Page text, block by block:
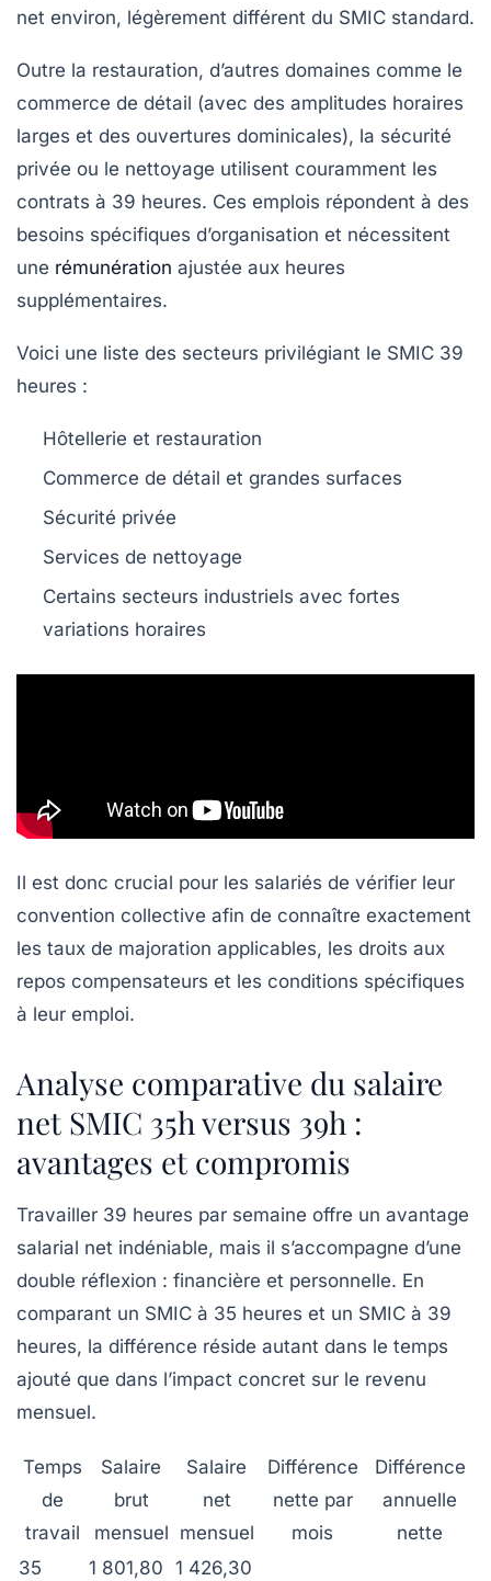
net environ, légèrement différent du SMIC standard.
Outre la restauration, d’autres domaines comme le
commerce de détail (avec des amplitudes horaires
larges et des ouvertures dominicales), la sécurité
privée ou le nettoyage utilisent couramment les
contrats à 39 heures. Ces emplois répondent à des
besoins spécifiques d’organisation et nécessitent
une rémunération ajustée aux heures
supplémentaires.
Voici une liste des secteurs privilégiant le SMIC 39
heures :
Hôtellerie et restauration
Commerce de détail et grandes surfaces
Sécurité privée
Services de nettoyage
Certains secteurs industriels avec fortes
variations horaires
Il est donc crucial pour les salariés de vérifier leur
convention collective afin de connaître exactement
les taux de majoration applicables, les droits aux
repos compensateurs et les conditions spécifiques
à leur emploi.
Analyse comparative du salaire
net SMIC 35h versus 39h :
avantages et compromis
Travailler 39 heures par semaine offre un avantage
salarial net indéniable, mais il s’accompagne d’une
double réflexion : financière et personnelle. En
comparant un SMIC à 35 heures et un SMIC à 39
heures, la différence réside autant dans le temps
ajouté que dans l’impact concret sur le revenu
mensuel.
Temps
de
travail
Salaire
brut
mensuel
Salaire
net
mensuel
Différence
nette par
mois
Différence
annuelle
nette
35
1 801,80 1 426,30